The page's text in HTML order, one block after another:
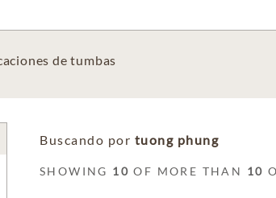
de tumbas
Buscando por tuong phung
SHOWING 10 OF MORE THAN 10